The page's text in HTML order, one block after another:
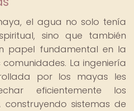
el agua no solo tenía
sino que también
papel fundamental en la
La ingeniería
por los mayas les
eficientemente los
construyendo sistemas de